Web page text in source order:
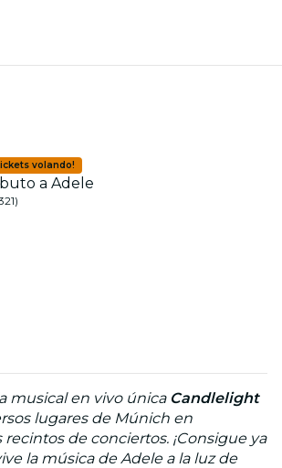
volando!
a Adele
musical en vivo única Candlelight
lugares de Múnich en
de conciertos. ¡Consigue ya
la música de Adele a la luz de